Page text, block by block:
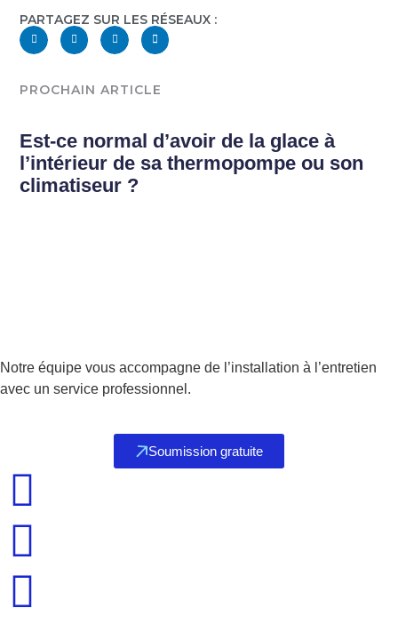
PARTAGEZ SUR LES RÉSEAUX :
PROCHAIN ARTICLE
Est-ce normal d’avoir de la glace à
l’intérieur de sa thermopompe ou son
climatiseur ?
Notre équipe vous accompagne de l’installation à l’entretien
avec un service professionnel.
Soumission gratuite